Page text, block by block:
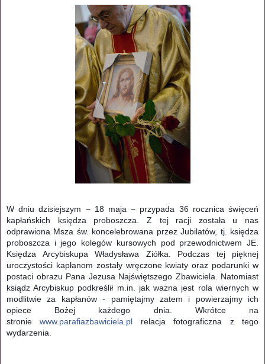
W dniu dzisiejszym − 18 maja − przypada 36 rocznica święceń
kapłańskich księdza proboszcza. Z tej racji została u nas
odprawiona Msza św. koncelebrowana przez Jubilatów, tj. księdza
proboszcza i jego kolegów kursowych pod przewodnictwem JE.
Księdza Arcybiskupa Władysława Ziółka. Podczas tej pięknej
uroczystości kapłanom zostały wręczone kwiaty oraz podarunki w
postaci obrazu Pana Jezusa Najświętszego Zbawiciela. Natomiast
ksiądz Arcybiskup podkreślił m.in. jak ważna jest rola wiernych w
modlitwie za kapłanów - pamiętajmy zatem i powierzajmy ich
opiece Bożej każdego dnia. Wkrótce na
stroniewww.parafiazbawiciela.pl relacja fotograficzna z tego
wydarzenia.